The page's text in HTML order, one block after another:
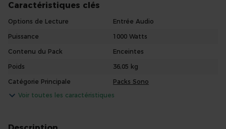
Caractéristiques clés
Options de Lecture
Entrée Audio
Puissance
1000 Watts
Contenu du Pack
Enceintes
Poids
36,05 kg
Catégorie Principale
Packs Sono
Voir toutes les caractéristiques